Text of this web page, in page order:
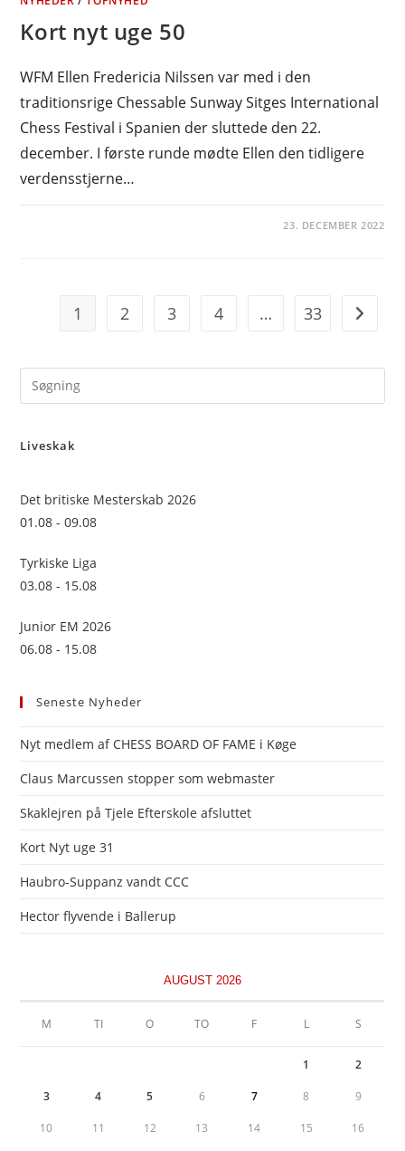
Kort nyt uge 50
WFM Ellen Fredericia Nilssen var med i den
traditionsrige Chessable Sunway Sitges International
Chess Festival i Spanien der sluttede den 22.
december. I første runde mødte Ellen den tidligere
verdensstjerne…
23. DECEMBER 2022
1 2 3 4 … 33 Go to
Liveskak
Det britiske Mesterskab 2026
01.08 - 09.08
Tyrkiske Liga
03.08 - 15.08
Junior EM 2026
06.08 - 15.08
Seneste Nyheder
Nyt medlem af CHESS BOARD OF FAME i Køge
Claus Marcussen stopper som webmaster
Skaklejren på Tjele Efterskole afsluttet
Kort Nyt uge 31
Haubro-Suppanz vandt CCC
Hector flyvende i Ballerup
AUGUST 2026
M TI O TO F L S
1 2
3 4 5 6 7 8 9
10 11 12 13 14 15 16